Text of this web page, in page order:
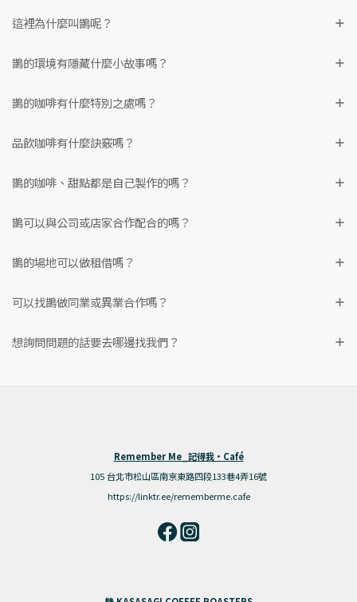
這裡為什麼叫鵲呢？
鵲的環境有隱藏什麼小故事嗎？
鵲的咖啡有什麼特別之處嗎？
品飲咖啡有什麼訣竅嗎？
鵲的咖啡、甜點都是自己製作的嗎？
鵲可以與公司或店家合作配合的嗎？
鵲的場地可以做租借嗎？
可以找鵲做同業或異業合作嗎？
想詢問問題的話要去哪邊找我們？
Remember Me_記得我·Café
105 台北市松山區南京東路四段133巷4弄16號
https://linktr.ee/rememberme.cafe